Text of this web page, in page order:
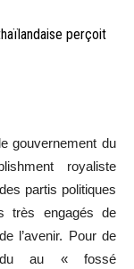
perçoit
gouvernement du
royaliste
partis politiques
très engagés de
l’avenir. Pour de
du au « fossé